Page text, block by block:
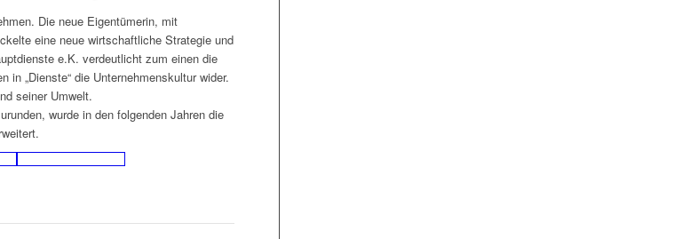
Die neue Eigentümerin, mit
eine neue wirtschaftliche Strategie und
e.K. verdeutlicht zum einen die
in „Dienste“ die Unternehmenskultur wider.
seiner Umwelt.
wurde in den folgenden Jahren die